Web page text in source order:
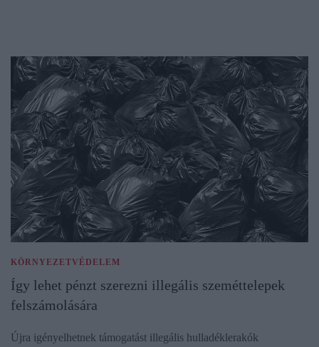
KÖRNYEZETVÉDELEM
Így lehet pénzt szerezni illegális szeméttelepek
felszámolására
Újra igényelhetnek támogatást illegális hulladéklerakók